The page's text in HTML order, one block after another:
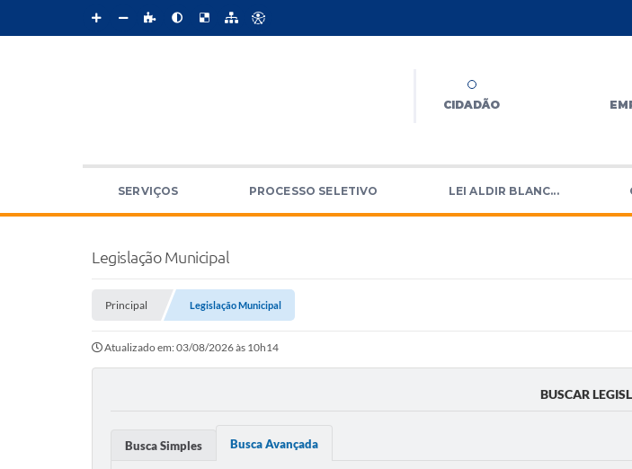
CIDADÃO
SERVIÇOS PROCESSO SELETIVO LEI ALDIR BLANC...
Legislação Municipal
Principal Legislação Municipal
Atualizado em: 03/08/2026 às 10h14
BUSCAR
Busca Simples Busca Avançada